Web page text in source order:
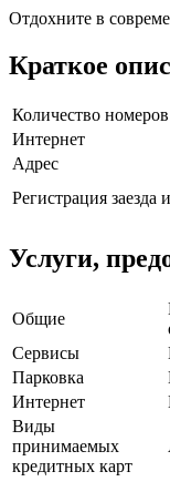
Отдохните в
Краткое
Количество номеров
Интернет
Адрес
Регистрация заезда
Услуги,
Общие
Сервисы
Парковка
Интернет
Виды
принимаемых
кредитных карт